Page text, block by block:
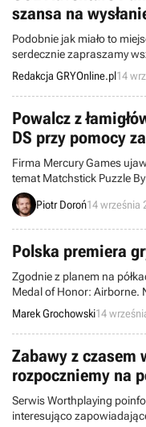
szansa na
Podobnie jak miało to
serdecznie zapraszamy
abonamentów MayClub do
wszystkich czytelników
Redakcja GRYOnline.pl14
Powalcz z
DS przy pomocy
Firma Mercury Games
temat Matchstick Puzzle
rozwiązywać liczne i
wszystkich właściwości
Piotr Doroń14 września
Polska premiera
Zgodnie z planem na
Medal of Honor: Airborne.
Electronic Arts zawitała
dwie platformy –
Sugerowana cena
należy uiścić za drugą, to
EA Polska, ma również w
Marek Grochowski14
Zabawy z czasem
rozpoczniemy na
Serwis Worthplaying
interesująco